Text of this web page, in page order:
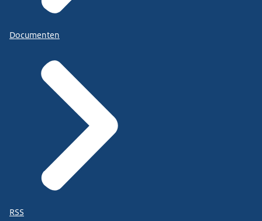
Documenten
RSS